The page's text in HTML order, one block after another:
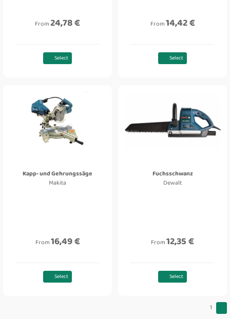
From24,78 €
Select
From14,42 €
Select
Kapp- und Gehrungssäge
Makita
From16,49 €
Select
Fuchsschwanz
Dewalt
From12,35 €
Select
1